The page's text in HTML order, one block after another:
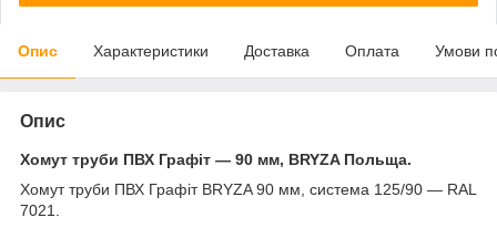
Опис Характеристики Доставка Оплата Умови
Опис
Хомут труби ПВХ Графіт — 90 мм, BRYZA Польща.
Хомут труби ПВХ Графіт BRYZA 90 мм, система 125/90 — RAL
7021.